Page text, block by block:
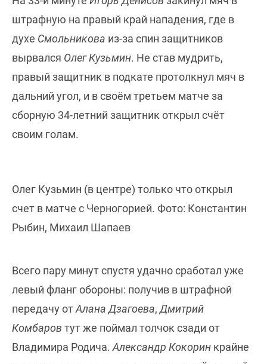
штрафную на правый край нападения, где в
духе Смольникова из-за спин защитников
вырвался Олег Кузьмин. Не став мудрить,
правый защитник в подкате протолкнул мяч в
дальний угол, и в своём третьем матче за
сборную 34-летний защитник открыл счёт
своим голам.
Олег Кузьмин (в центре) только что открыл
счет в матче с Черногорией. Фото: Константин
Рыбин, Михаил Шапаев
Всего пару минут спустя удачно сработал уже
левый фланг обороны: получив в штрафной
передачу отАлана Дзагоева,Дмитрий
Комбаров тут же поймал толчок сзади от
Владимира Родича.Александр Кокорин крайне